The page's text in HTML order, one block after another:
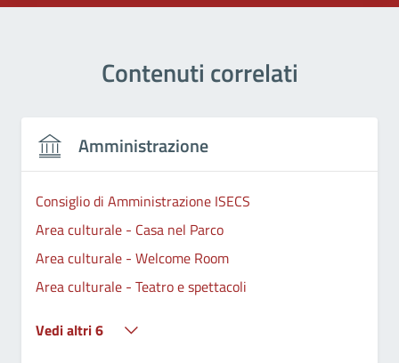
Contenuti correlati
Amministrazione
Consiglio di Amministrazione ISECS
Area culturale - Casa nel Parco
Area culturale - Welcome Room
Area culturale - Teatro e spettacoli
Vedi altri 6